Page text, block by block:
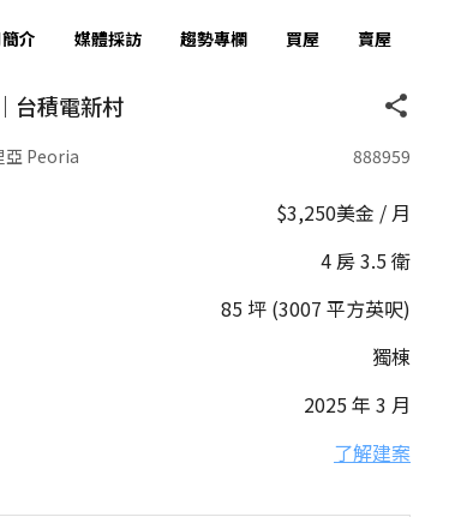
$3,250美金 / 月
4 房 3.5 衛
85 坪 (3007 平方英呎)
獨棟
2025 年 3 月
了解建案
台積電新村
亞 Peoria 888959
介 媒體採訪 趨勢專欄 買屋 賣屋